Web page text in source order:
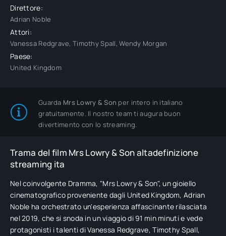
Direttore:
Adrian Noble
Attori:
Vanessa Redgrave, Timothy Spall, Wendy Morgan
Paese:
United Kingdom
Guarda Mrs Lowry & Son per intero in italiano
gratuitamente. Il nostro team ti augura buon
divertimento con lo streaming.
Trama del film Mrs Lowry & Son altadefinizione
streaming ita
Nel coinvolgente Dramma, "Mrs Lowry & Son", un gioiello
cinematografico proveniente dagli United Kingdom, Adrian
Noble ha orchestrato un'esperienza affascinante rilasciata
nel 2019, che si snoda in un viaggio di 91 min minuti e vede
protagonisti i talenti di Vanessa Redgrave, Timothy Spall,